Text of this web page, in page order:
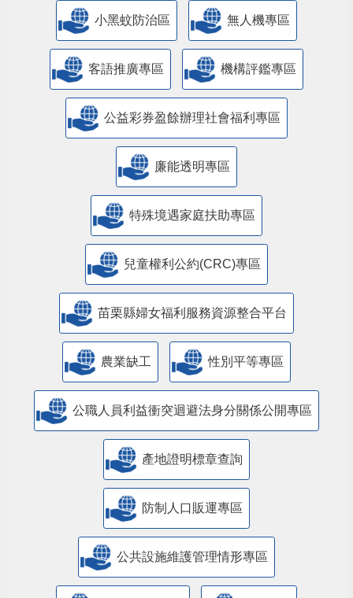
小黑蚊防治區 無人機專區
客語推廣專區 機構評鑑專區
公益彩券盈餘辦理社會福利專區
廉能透明專區
特殊境遇家庭扶助專區
兒童權利公約(CRC)專區
苗栗縣婦女福利服務資源整合平台
農業缺工 性別平等專區
公職人員利益衝突迴避法身分關係公開專區
產地證明標章查詢
防制人口販運專區
​公共設施維護管理情形專區